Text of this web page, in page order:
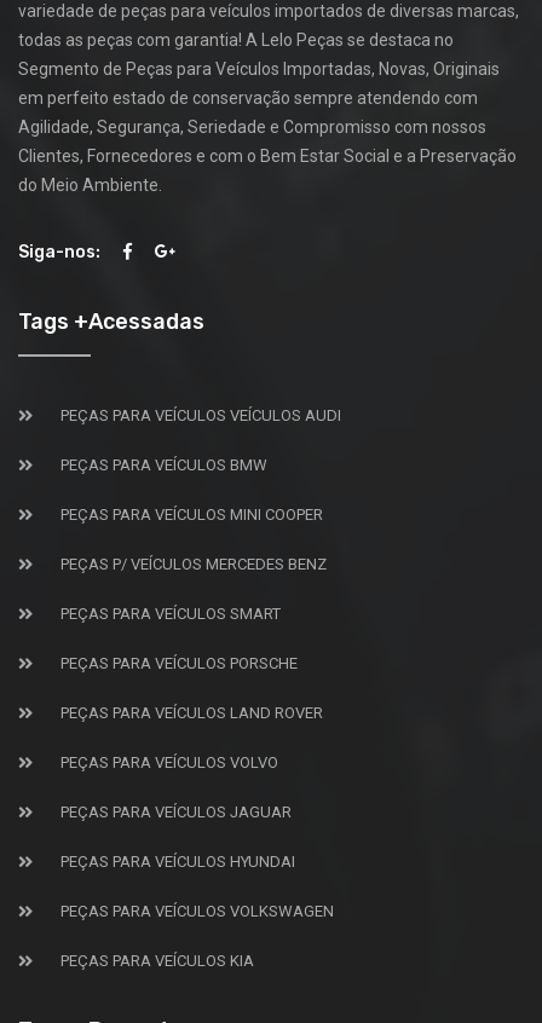
variedade de peças para veículos importados de diversas marcas,
todas as peças com garantia! A Lelo Peças se destaca no
Segmento de Peças para Veículos Importadas, Novas, Originais
em perfeito estado de conservação sempre atendendo com
Agilidade, Segurança, Seriedade e Compromisso com nossos
Clientes, Fornecedores e com o Bem Estar Social e a Preservação
do Meio Ambiente.
Siga-nos:
Tags +Acessadas
PEÇAS PARA VEÍCULOS VEÍCULOS AUDI
PEÇAS PARA VEÍCULOS BMW
PEÇAS PARA VEÍCULOS MINI COOPER
PEÇAS P/ VEÍCULOS MERCEDES BENZ
PEÇAS PARA VEÍCULOS SMART
PEÇAS PARA VEÍCULOS PORSCHE
PEÇAS PARA VEÍCULOS LAND ROVER
PEÇAS PARA VEÍCULOS VOLVO
PEÇAS PARA VEÍCULOS JAGUAR
PEÇAS PARA VEÍCULOS HYUNDAI
PEÇAS PARA VEÍCULOS VOLKSWAGEN
PEÇAS PARA VEÍCULOS KIA